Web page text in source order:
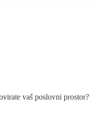
vaš poslovni prostor?